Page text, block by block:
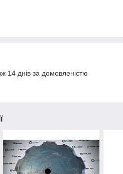
14 днів за домовленістю